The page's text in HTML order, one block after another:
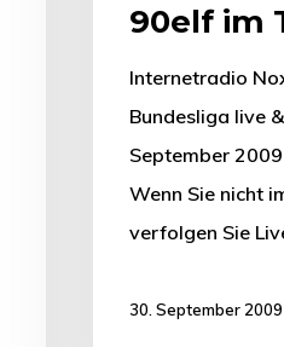
90elf im
Internetradio
Bundesliga live
September
Wenn Sie nicht
verfolgen Sie
30. September 2009